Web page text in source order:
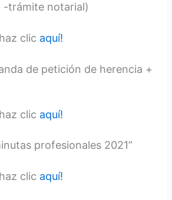
-trámite notarial)
clic aquí!
de petición de herencia +
clic aquí!
profesionales 2021”
clic aquí!